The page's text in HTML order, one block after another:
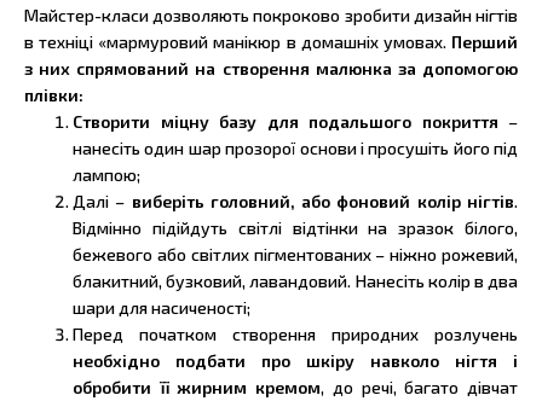
Майстер-класи дозволяють покроково зробити дизайн нігтів
в техніці «мармуровий манікюр в домашніх умовах. Перший
з них спрямований на створення малюнка за допомогою
плівки:
Створити міцну базу для подальшого покриття –
нанесіть один шар прозорої основи і просушіть його під
лампою;
Далі – виберіть головний, або фоновий колір нігтів.
Відмінно підійдуть світлі відтінки на зразок білого,
бежевого або світлих пігментованих – ніжно рожевий,
блакитний, бузковий, лавандовий. Нанесіть колір в два
шари для насиченості;
Перед початком створення природних розлучень
необхідно подбати про шкіру навколо нігтя і
обробити її жирним кремом, до речі, багато дівчат